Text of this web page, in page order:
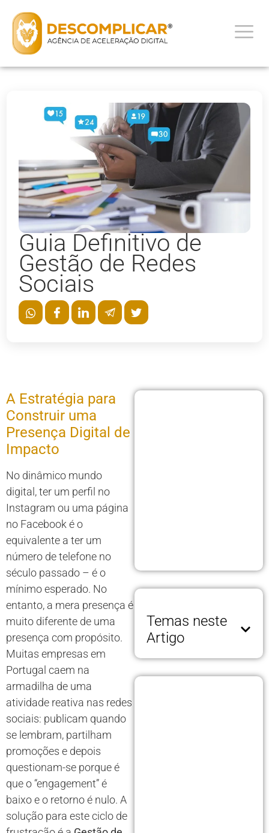
Guia Definitivo de
Gestão de Redes
Sociais
A Estratégia para
Construir uma
Presença Digital de
Impacto
No dinâmico mundo
digital, ter um perfil no
Instagram ou uma página
no Facebook é o
equivalente a ter um
número de telefone no
século passado – é o
mínimo esperado. No
entanto, a mera presença é
muito diferente de uma
presença com propósito.
Muitas empresas em
Portugal caem na
armadilha de uma
atividade reativa nas redes
sociais: publicam quando
se lembram, partilham
promoções e depois
questionam-se porque é
que o “engagement” é
baixo e o retorno é nulo. A
solução para este ciclo de
Temas neste
Artigo